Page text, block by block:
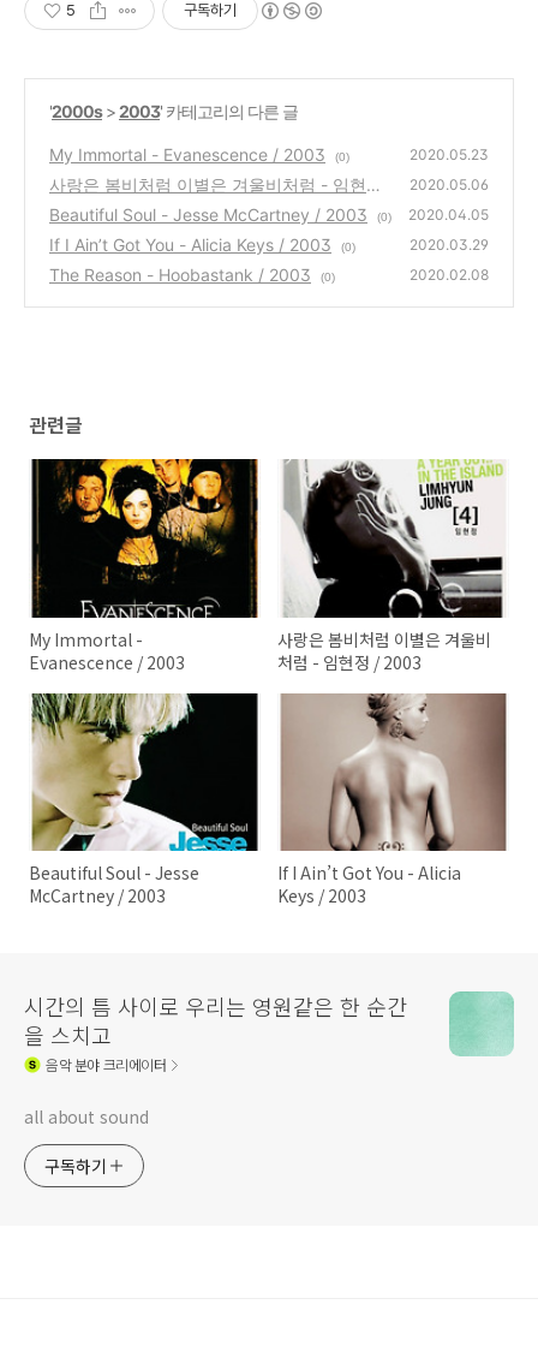
5 구독하기
'2000s>2003' 카테고리의 다른 글
My Immortal - Evanescence / 2003 (0) 2020.05.23
사랑은 봄비처럼 이별은 겨울비처럼 - 임현정
/ 2003
(0)
2020.05.06
Beautiful Soul - Jesse McCartney / 2003 (0) 2020.04.05
If I Ain’t Got You - Alicia Keys / 2003 (0) 2020.03.29
The Reason - Hoobastank / 2003 (0) 2020.02.08
관련글
My Immortal -
Evanescence / 2003
사랑은 봄비처럼 이별은 겨울비
처럼 - 임현정 / 2003
Beautiful Soul - Jesse
McCartney / 2003
If I Ain’t Got You - Alicia
Keys / 2003
시간의 틈 사이로 우리는 영원같은 한 순간
을 스치고
음악분야 크리에이터
all about sound
구독하기